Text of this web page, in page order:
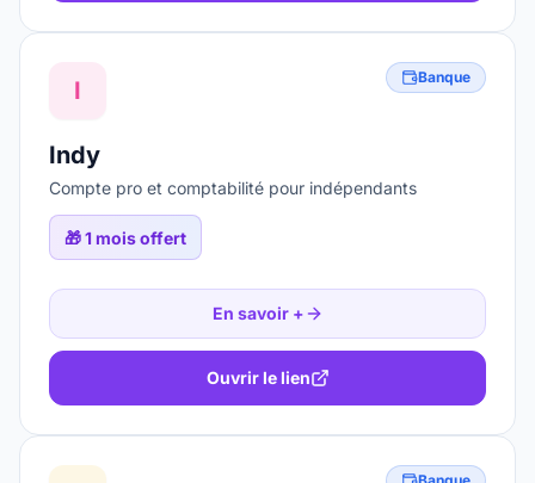
I Banque
Indy
Compte pro et comptabilité pour indépendants
🎁1 mois offert
En savoir +
Ouvrir le lien